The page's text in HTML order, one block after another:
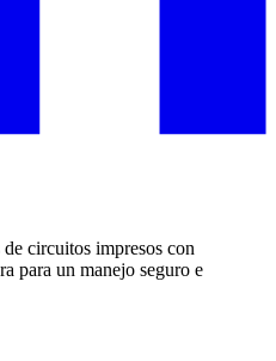
circuitos impresos con
para un manejo seguro e